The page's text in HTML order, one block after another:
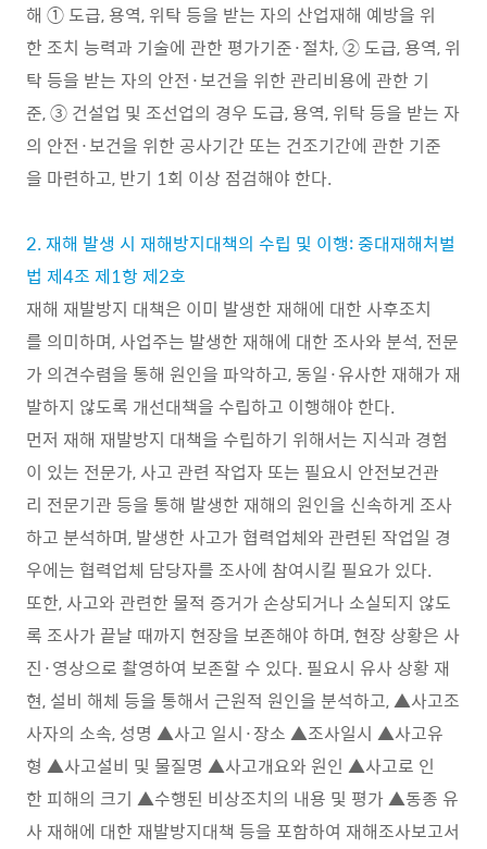
해 ① 도급, 용역, 위탁 등을 받는 자의 산업재해 예방을 위
한 조치 능력과 기술에 관한 평가기준·절차, ② 도급, 용역, 위
탁 등을 받는 자의 안전·보건을 위한 관리비용에 관한 기
준, ③ 건설업 및 조선업의 경우 도급, 용역, 위탁 등을 받는 자
의 안전·보건을 위한 공사기간 또는 건조기간에 관한 기준
을 마련하고, 반기 1회 이상 점검해야 한다.
2. 재해 발생 시 재해방지대책의 수립 및 이행: 중대재해처벌
법 제4조 제1항 제2호
재해 재발방지 대책은 이미 발생한 재해에 대한 사후조치
를 의미하며, 사업주는 발생한 재해에 대한 조사와 분석, 전문
가 의견수렴을 통해 원인을 파악하고, 동일·유사한 재해가 재
발하지 않도록 개선대책을 수립하고 이행해야 한다.
먼저 재해 재발방지 대책을 수립하기 위해서는 지식과 경험
이 있는 전문가, 사고 관련 작업자 또는 필요시 안전보건관
리 전문기관 등을 통해 발생한 재해의 원인을 신속하게 조사
하고 분석하며, 발생한 사고가 협력업체와 관련된 작업일 경
우에는 협력업체 담당자를 조사에 참여시킬 필요가 있다.
또한, 사고와 관련한 물적 증거가 손상되거나 소실되지 않도
록 조사가 끝날 때까지 현장을 보존해야 하며, 현장 상황은 사
진·영상으로 촬영하여 보존할 수 있다. 필요시 유사 상황 재
현, 설비 해체 등을 통해서 근원적 원인을 분석하고, ▲사고조
사자의 소속, 성명 ▲사고 일시·장소 ▲조사일시 ▲사고유
형 ▲사고설비 및 물질명 ▲사고개요와 원인 ▲사고로 인
한 피해의 크기 ▲수행된 비상조치의 내용 및 평가 ▲동종 유
사 재해에 대한 재발방지대책 등을 포함하여 재해조사보고서